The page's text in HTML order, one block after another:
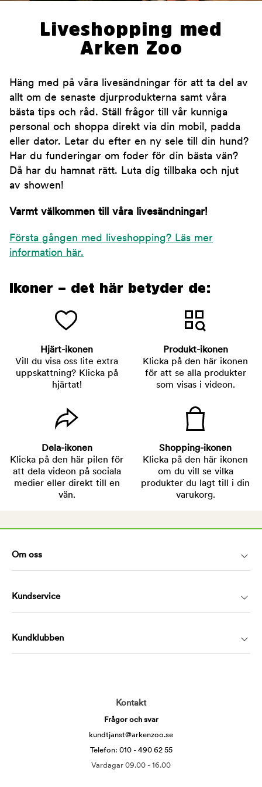
Liveshopping med
Arken Zoo
Häng med på våra livesändningar för att ta del av
allt om de senaste djurprodukterna samt våra
bästa tips och råd. Ställ frågor till vår kunniga
personal och shoppa direkt via din mobil, padda
eller dator. Letar du efter en ny sele till din hund?
Har du funderingar om foder för din bästa vän?
Då har du hamnat rätt. Luta dig tillbaka och njut
av showen!
Varmt välkommen till våra livesändningar!
Första gången med liveshopping? Läs mer
information här.
Ikoner – det här betyder de:
Hjärt-ikonen
Vill du visa oss lite extra
uppskattning? Klicka på
hjärtat!
Produkt-ikonen
Klicka på den här ikonen
för att se alla produkter
som visas i videon.
Dela-ikonen
Klicka på den här pilen för
att dela videon på sociala
medier eller direkt till en
vän.
Shopping-ikonen
Klicka på den här ikonen
om du vill se vilka
produkter du lagt till i din
varukorg.
Om oss
Kundservice
Kundklubben
Kontakt
Frågor och svar
kundtjanst@arkenzoo.se
Telefon: 010 - 490 62 55
Vardagar 09.00 - 16.00